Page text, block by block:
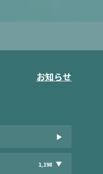
お知らせ
1,198